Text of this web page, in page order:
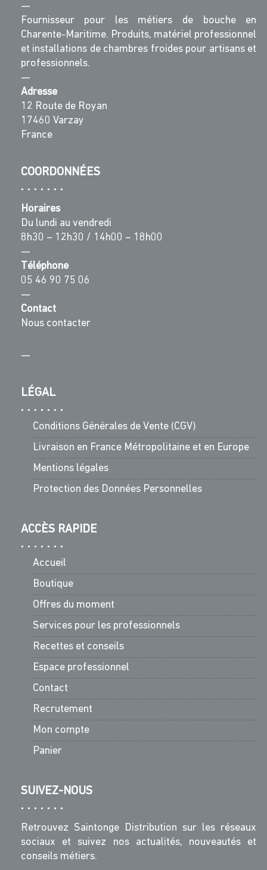
—
Fournisseur pour les métiers de bouche en
Charente-Maritime. Produits, matériel professionnel
et installations de chambres froides pour artisans et
professionnels.
—
Adresse
12 Route de Royan
17460 Varzay
France
COORDONNÉES
Horaires
Du lundi au vendredi
8h30 – 12h30 / 14h00 – 18h00
—
Téléphone
05 46 90 75 06
—
Contact
Nous contacter
—
LÉGAL
Conditions Générales de Vente (CGV)
Livraison en France Métropolitaine et en Europe
Mentions légales
Protection des Données Personnelles
ACCÈS RAPIDE
Accueil
Boutique
Offres du moment
Services pour les professionnels
Recettes et conseils
Espace professionnel
Contact
Recrutement
Mon compte
Panier
SUIVEZ-NOUS
Retrouvez Saintonge Distribution sur les réseaux
sociaux et suivez nos actualités, nouveautés et
conseils métiers.